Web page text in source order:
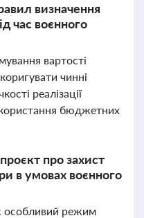
визначення
час воєнного
вартості
чинні
реалізації
бюджетних
про захист
в умовах воєнного
особливий режим